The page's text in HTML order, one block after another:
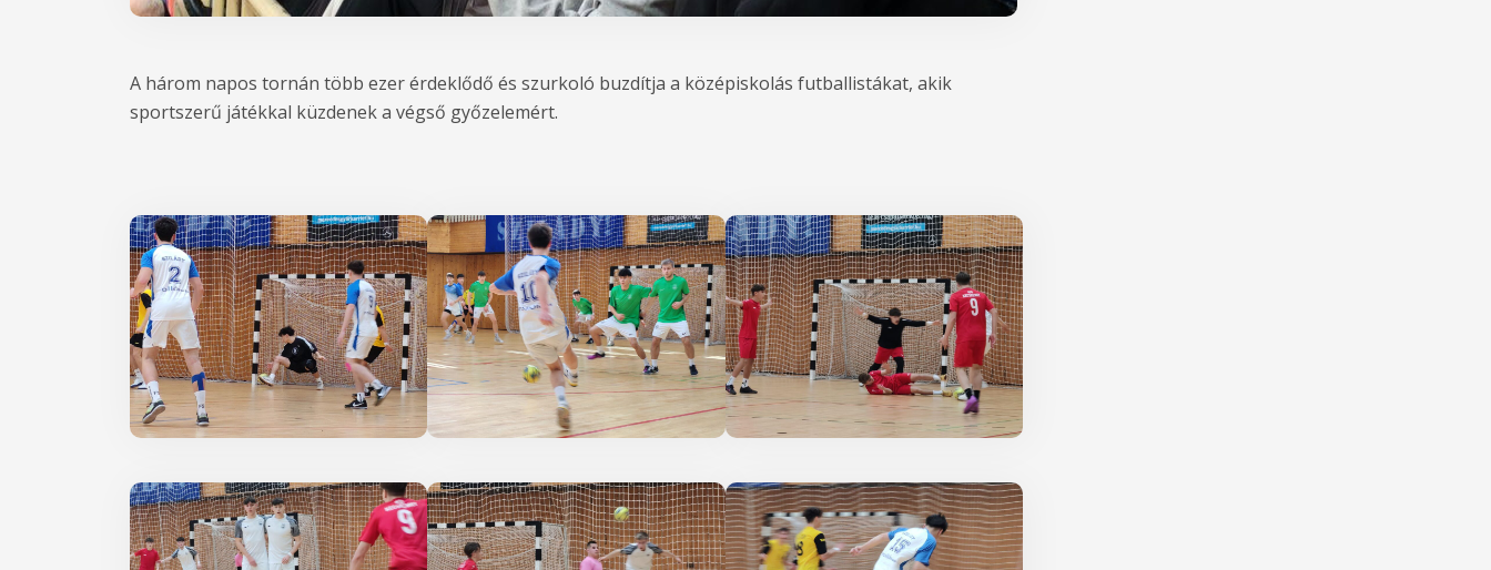
A három napos tornán több ezer érdeklődő és szurkoló buzdítja a középiskolás futballistákat, akik
sportszerű játékkal küzdenek a végső győzelemért.